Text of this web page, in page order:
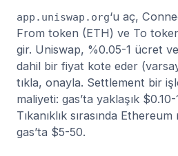
app.uniswap.org‘u aç,
From token (ETH) ve To
gir. Uniswap, %0.05-1 ücret
dahil bir fiyat kote eder
tıkla, onayla. Settlement bir
maliyeti: gas’ta yaklaşık
Tıkanıklık sırasında
gas’ta $5-50.